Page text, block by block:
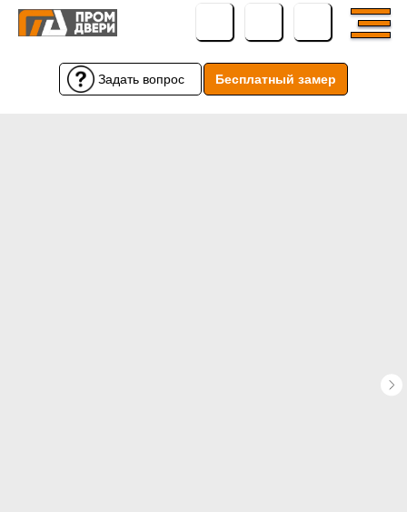
Задать вопрос Бесплатный замер
Задать вопрос